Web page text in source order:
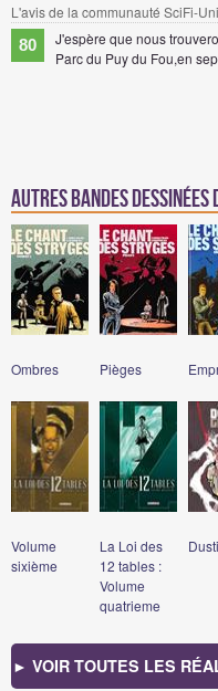
L'avis de la communauté SciFi-
80
J'espère que nous
Parc du Puy du Fou,en
Autres Bandes Dessinées
Ombres Pièges
Volume
sixième
La Loi des
12 tables :
Volume
quatrieme
► VOIR TOUTES LES